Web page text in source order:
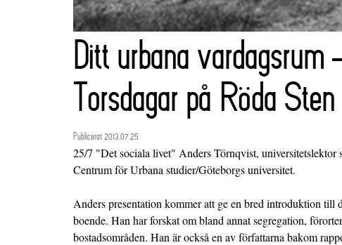
Ditt urbana vardagsrum
Torsdagar på Röda Sten
Publicerat 2013.07.25
25/7 "Det sociala livet" Anders Törnqvist, universitetslektor
Centrum för Urbana studier/Göteborgs universitet.
Anders presentation kommer att ge en bred introduktion till
boende. Han har forskat om bland annat segregation,
bostadsområden. Han är också en av författarna bakom